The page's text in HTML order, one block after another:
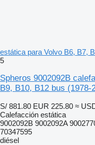
estática para Volvo B6, B7,
5
Spheros 9002092B
B9, B10, B12 bus (1978-
S/ 881.80 EUR 225.80 ≈
Calefacción estática
9002092B 9002092A
70347595
diésel